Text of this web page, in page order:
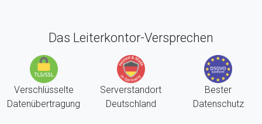
Das Leiterkontor-Versprechen
Verschlüsselte
Datenübertragung
Serverstandort
Deutschland
Bester
Datenschutz